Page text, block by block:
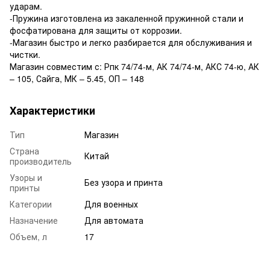
ударам.
-Пружина изготовлена ​​из закаленной пружинной стали и
фосфатирована для защиты от коррозии.
-Магазин быстро и легко разбирается для обслуживания и
чистки.
Магазин совместим с: Рпк 74/74-м, АК 74/74-м, АКС 74-ю, АК
– 105, Сайга, МК – 5.45, ОП – 148
Характеристики
Тип
Магазин
Страна
производитель
Китай
Узоры и
принты
Без узора и принта
Категории
Для военных
Назначение
Для автомата
Объем, л
17